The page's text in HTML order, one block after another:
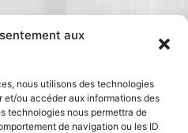
aux
nous utilisons des technologies
ou accéder aux informations des
technologies nous permettra de
de navigation ou les ID
civil